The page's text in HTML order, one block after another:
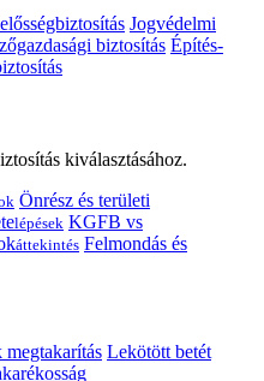
Jogvédelmi
biztosítás Építés-
kiválasztásához.
Önrész és területi
lépések KGFB vs
áttekintés Felmondás és
megtakarítás Lekötött betét